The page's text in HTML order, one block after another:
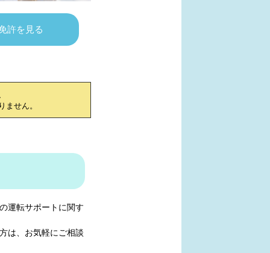
許を見る
せん。
運転サポートに関す
は、お気軽にご相談